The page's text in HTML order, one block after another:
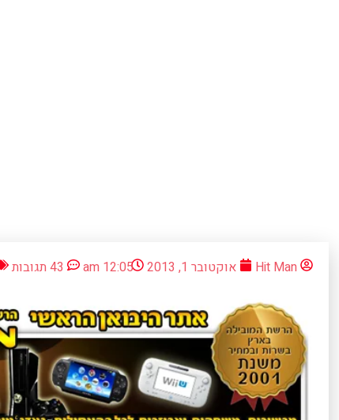
Hit Man אוקטובר 1, 2013 12:05 am 43 תגובות